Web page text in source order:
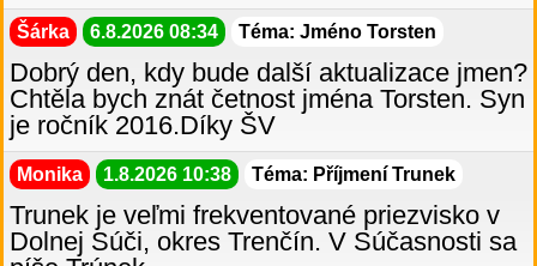
Šárka 6.8.2026 08:34 Téma: Jméno Torsten
Dobrý den, kdy bude další aktualizace jmen?
Chtěla bych znát četnost jména Torsten. Syn
je ročník 2016.Díky ŠV
Monika 1.8.2026 10:38 Téma: Příjmení Trunek
Trunek je veľmi frekventované priezvisko v
Dolnej Súči, okres Trenčín. V Súčasnosti sa